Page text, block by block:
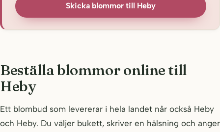
Skicka blommor till Heby
Beställa blommor online till
Heby
Ett blombud som levererar i hela landet når också Heby
och Heby. Du väljer bukett, skriver en hälsning och anger